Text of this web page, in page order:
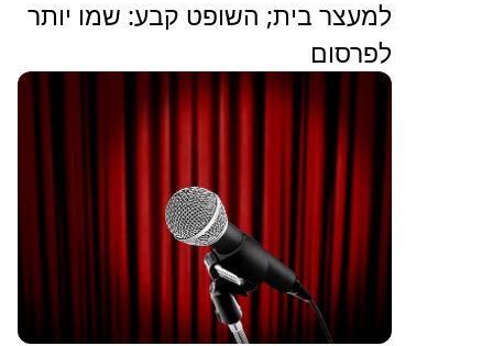
למעצר בית; השופט קבע: שמו יותר
לפרסום